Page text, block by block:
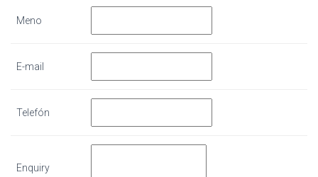
Meno
E-mail
Telefón
Enquiry